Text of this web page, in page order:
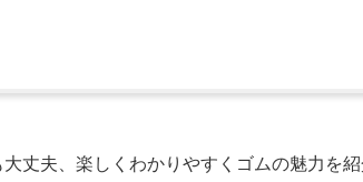
丈夫、楽しくわかりやすくゴムの魅力を紹